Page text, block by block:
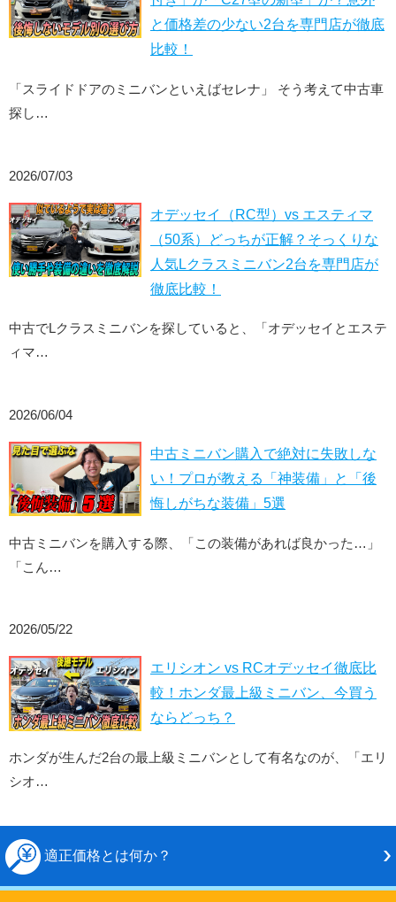
と価格差の少ない2台を専門店が徹底
比較！
「スライドドアのミニバンといえばセレナ」 そう考えて中古車
探し…
2026/07/03
オデッセイ（RC型）vs エスティマ
（50系）どっちが正解？そっくりな
人気Lクラスミニバン2台を専門店が
徹底比較！
中古でLクラスミニバンを探していると、「オデッセイとエステ
ィマ…
2026/06/04
中古ミニバン購入で絶対に失敗しな
い！プロが教える「神装備」と「後
悔しがちな装備」5選
中古ミニバンを購入する際、「この装備があれば良かった…」
「こん…
2026/05/22
エリシオン vs RCオデッセイ徹底比
較！ホンダ最上級ミニバン、今買う
ならどっち？
ホンダが生んだ2台の最上級ミニバンとして有名なのが、「エリ
シオ…
適正価格とは何か？